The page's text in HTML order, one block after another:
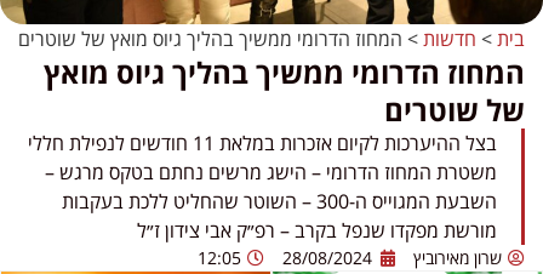
בית> חדשות> המחוז הדרומי ממשיך בהליך גיוס מואץ של שוטרים
המחוז הדרומי ממשיך בהליך גיוס מואץ
של שוטרים
בצל ההיערכות לקיום אזכרות במלאת 11 חודשים לנפילת חללי
משטרת המחוז הדרומי – הישג מרשים נחתם בטקס מרגש –
השבעת המגוייס ה-300 – השוטר שהחליט ללכת בעקבות
מורשת מפקדו שנפל בקרב – רפ״ק אבי צידון ז״ל
שרון מאירוביץ 28/08/2024
12:05